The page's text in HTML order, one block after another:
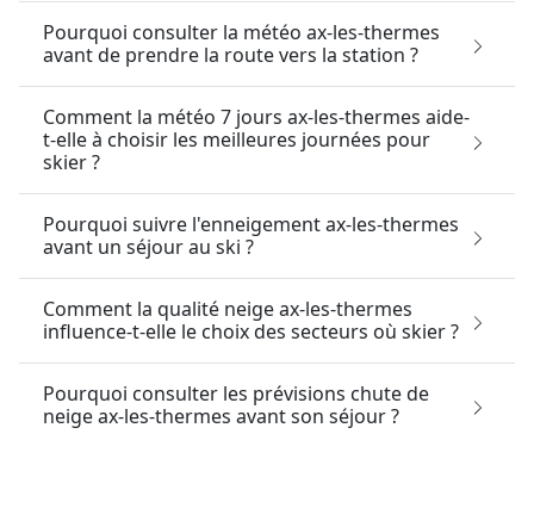
Pourquoi consulter la météo ax-les-thermes
avant de prendre la route vers la station ?
Comment la météo 7 jours ax-les-thermes aide-
t-elle à choisir les meilleures journées pour
skier ?
Pourquoi suivre l'enneigement ax-les-thermes
avant un séjour au ski ?
Comment la qualité neige ax-les-thermes
influence-t-elle le choix des secteurs où skier ?
Pourquoi consulter les prévisions chute de
neige ax-les-thermes avant son séjour ?